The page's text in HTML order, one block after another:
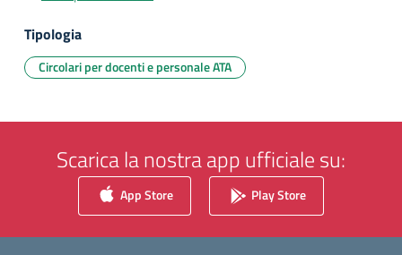
Tipologia
Circolari per docenti e personale ATA
Scarica la nostra app ufficiale su:
App Store Play Store